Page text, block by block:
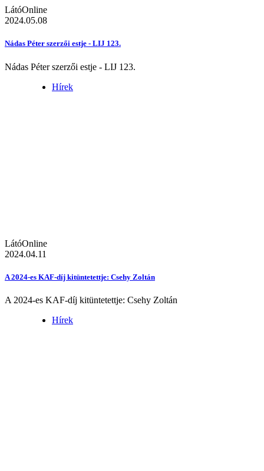
LátóOnline
2024.05.08
Nádas Péter szerzői estje - LIJ 123.
Nádas Péter szerzői estje - LIJ 123.
Hírek
LátóOnline
2024.04.11
A 2024-es KAF-díj kitüntetettje: Csehy Zoltán
A 2024-es KAF-díj kitüntetettje: Csehy Zoltán
Hírek